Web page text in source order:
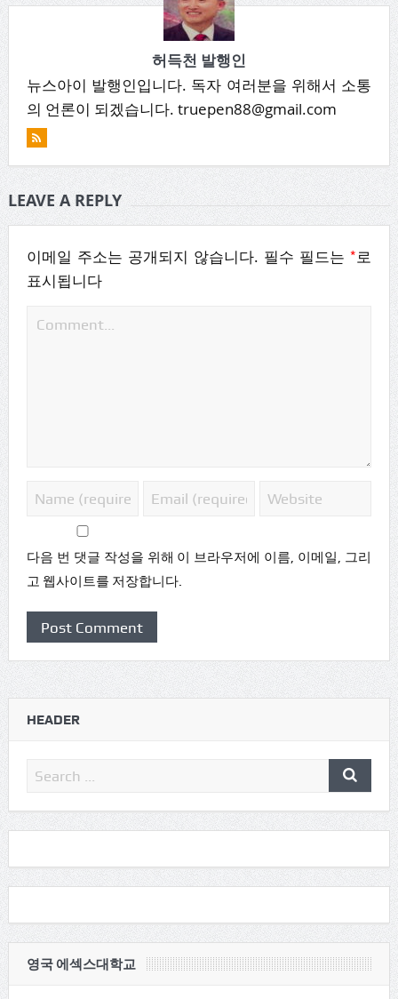
허득천 발행인
뉴스아이 발행인입니다. 독자 여러분을 위해서 소통
의 언론이 되겠습니다. truepen88@gmail.com
LEAVE A REPLY
이메일 주소는 공개되지 않습니다. 필수 필드는*로
표시됩니다
다음 번 댓글 작성을 위해 이 브라우저에 이름, 이메일, 그리
고 웹사이트를 저장합니다.
HEADER
영국 에섹스대학교